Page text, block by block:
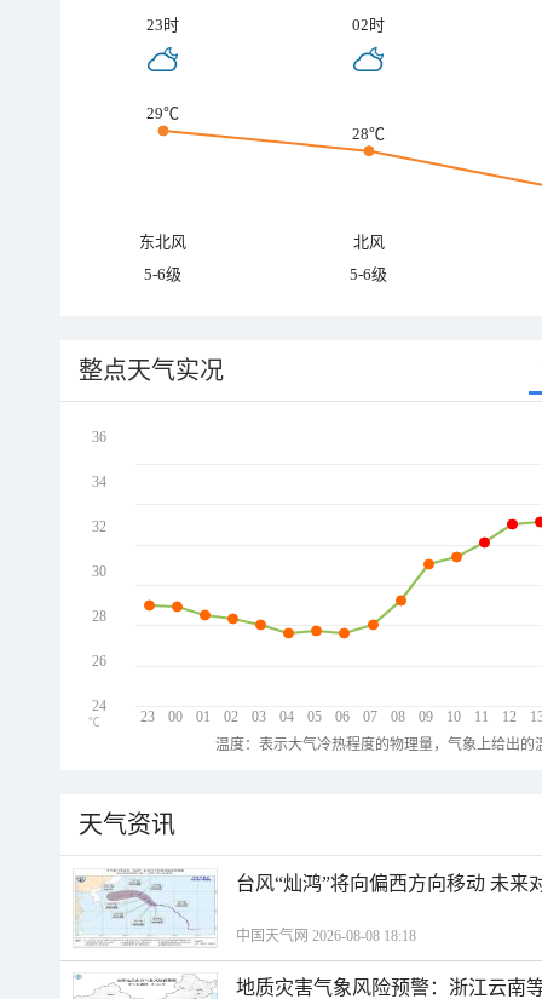
23时 02时
29℃
28℃
东北风
北风
5-6级
5-6级
整点天气实况
23 00 01 02 03 04 05 06 07 08 09 10 11 12
36
34
32
30
28
26
24
℃
温度：表示大气冷热程度的物理量，气象上给出
天气资讯
台风“灿鸿”将向偏西方向移动 未来
中国天气网 2026-08-08 18:18
地质灾害气象风险预警：浙江云南